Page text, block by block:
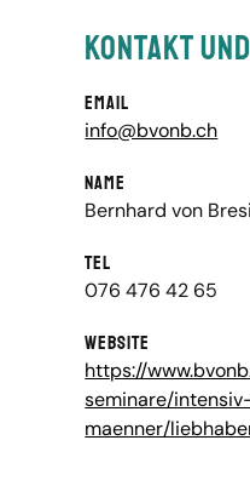
Kontakt
Email
info@bvonb.ch
Name
Bernhard von
Tel
076 476 42 65
Website
https://
seminare/
maenner/